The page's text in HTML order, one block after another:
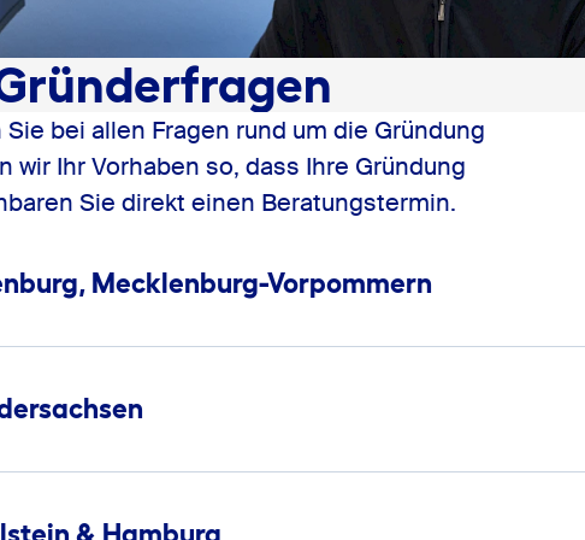
Social Media
Newsletter
Praxis
Videogalerie
Social Media
Newsletter
bei allen Fragen rund um die Gründung
Ihr Vorhaben so, dass Ihre Gründung
Sie direkt einen Beratungstermin.
Mecklenburg-Vorpommern
030
& Hamburg